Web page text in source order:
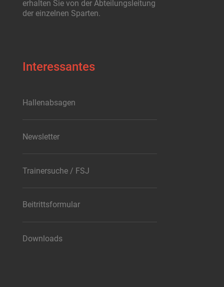
erhalten Sie von der Abteilungsleitung
der einzelnen Sparten.
Interessantes
Hallenabsagen
Newsletter
Trainersuche / FSJ
Beitrittsformular
Downloads